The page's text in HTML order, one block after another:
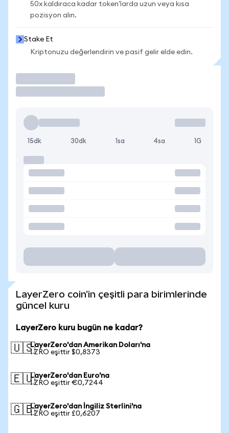
50x kaldıraca kadar token'larda uzun veya kısa
pozisyon alın.
Stake Et
Kriptonuzu değerlendirin ve pasif gelir elde edin.
15dk 30dk 1sa 4sa 1G
LayerZero coin'in çeşitli para birimlerinde
güncel kuru
LayerZero kuru bugün ne kadar?
🇺🇸LayerZero'dan Amerikan Doları'na
1 ZRO eşittir $0,8373
🇪🇺LayerZero'dan Euro'na
1 ZRO eşittir €0,7244
🇬🇧LayerZero'dan İngiliz Sterlini'na
1 ZRO eşittir £0,6207